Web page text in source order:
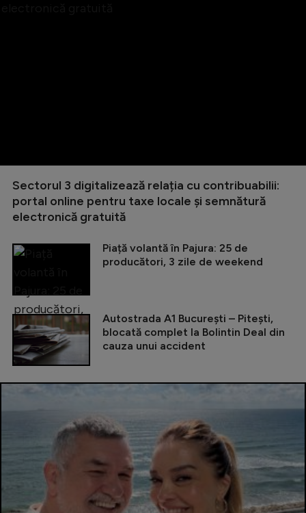
Sectorul 3 digitalizează relația cu contribuabilii:
portal online pentru taxe locale și semnătură
electronică gratuită
Piață volantă în Pajura: 25 de
producători, 3 zile de weekend
Autostrada A1 București – Pitești,
blocată complet la Bolintin Deal din
cauza unui accident